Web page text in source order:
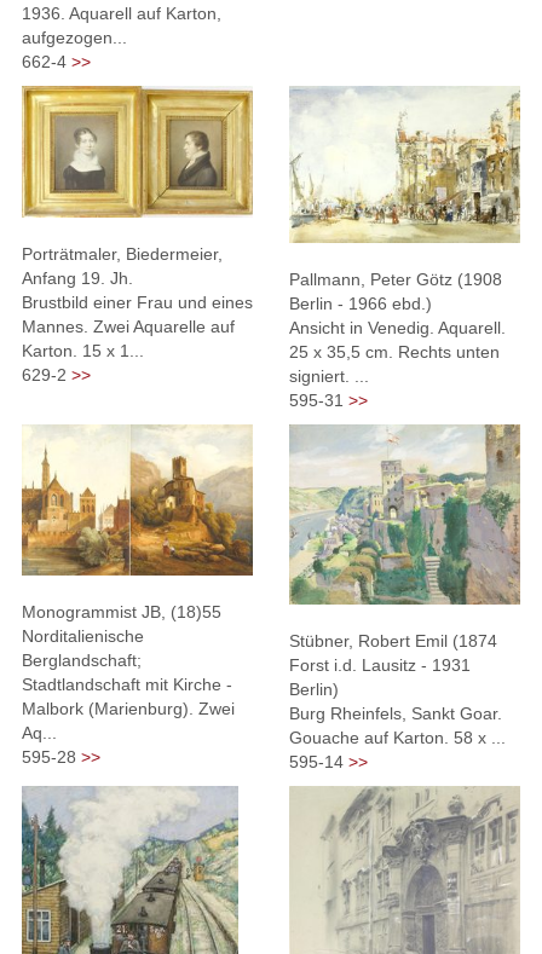
1936. Aquarell auf Karton,
aufgezogen...
662-4 >>
Porträtmaler, Biedermeier,
Anfang 19. Jh.
Brustbild einer Frau und eines
Mannes. Zwei Aquarelle auf
Karton. 15 x 1...
629-2 >>
Pallmann, Peter Götz (1908
Berlin - 1966 ebd.)
Ansicht in Venedig. Aquarell.
25 x 35,5 cm. Rechts unten
signiert. ...
595-31 >>
Monogrammist JB, (18)55
Norditalienische
Berglandschaft;
Stadtlandschaft mit Kirche -
Malbork (Marienburg). Zwei
Aq...
595-28 >>
Stübner, Robert Emil (1874
Forst i.d. Lausitz - 1931
Berlin)
Burg Rheinfels, Sankt Goar.
Gouache auf Karton. 58 x ...
595-14 >>